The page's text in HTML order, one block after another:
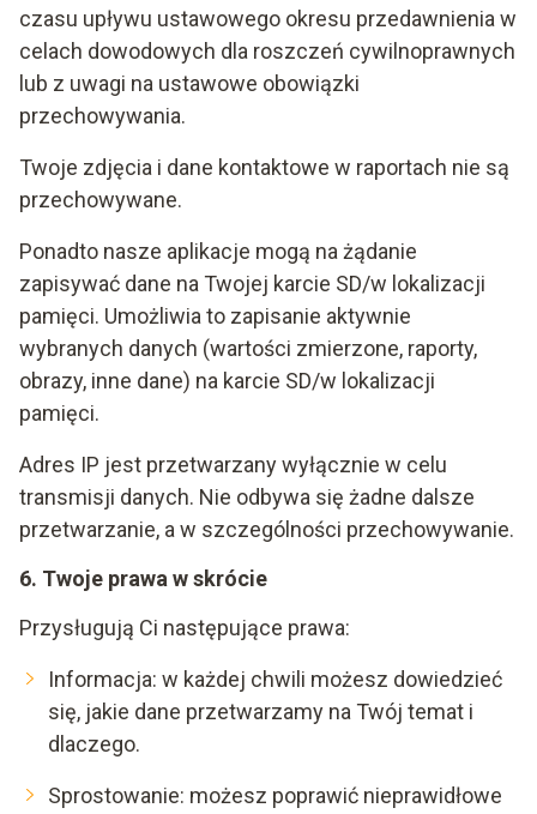
czasu upływu ustawowego okresu przedawnienia w
celach dowodowych dla roszczeń cywilnoprawnych
lub z uwagi na ustawowe obowiązki
przechowywania.
Twoje zdjęcia i dane kontaktowe w raportach nie są
przechowywane.
Ponadto nasze aplikacje mogą na żądanie
zapisywać dane na Twojej karcie SD/w lokalizacji
pamięci. Umożliwia to zapisanie aktywnie
wybranych danych (wartości zmierzone, raporty,
obrazy, inne dane) na karcie SD/w lokalizacji
pamięci.
Adres IP jest przetwarzany wyłącznie w celu
transmisji danych. Nie odbywa się żadne dalsze
przetwarzanie, a w szczególności przechowywanie.
6. Twoje prawa w skrócie
Przysługują Ci następujące prawa:
Informacja: w każdej chwili możesz dowiedzieć
się, jakie dane przetwarzamy na Twój temat i
dlaczego.
Sprostowanie: możesz poprawić nieprawidłowe